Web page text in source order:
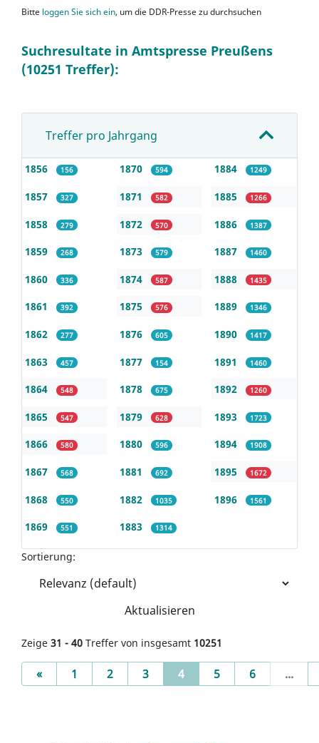
Bitte loggen Sie sich ein, um die DDR-Presse zu durchsuchen
Suchresultate in Amtspresse Preußens
(10251 Treffer):
Treffer pro Jahrgang
1856 156
1857 327
1858 279
1859 268
1860 336
1861 392
1862 277
1863 457
1864 548
1865 547
1866 580
1867 568
1868 550
1869 551
1870 594
1871 582
1872 570
1873 579
1874 587
1875 576
1876 605
1877 154
1878 675
1879 628
1880 596
1881 692
1882 1035
1883 1314
1884 1249
1885 1266
1886 1387
1887 1460
1888 1435
1889 1346
1890 1417
1891 1460
1892 1260
1893 1723
1894 1908
1895 1672
1896 1561
Sortierung:
Aktualisieren
Zeige 31 - 40 Treffer von insgesamt 10251
«Previous
1 2 3 4(current)
5 6 ...